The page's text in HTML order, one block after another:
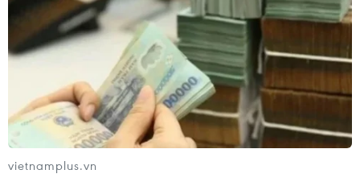
Việt
Tổng Bí thư Lê Duẩn: Nhà lãnh đạo chiến lược,
nhà tư duy lớn của cách mạng
Vang mãi chiến công của nữ Anh hùng lực
lượng vũ trang nhân dân Ngô Thị Tuyển
vietnamplus.vn